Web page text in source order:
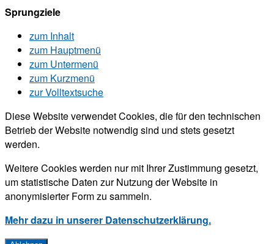
Sprungziele
zum Inhalt
zum Hauptmenü
zum Untermenü
zum Kurzmenü
zur Volltextsuche
Diese Website verwendet Cookies, die für den technischen
Betrieb der Website notwendig sind und stets gesetzt
werden.
Weitere Cookies werden nur mit Ihrer Zustimmung gesetzt,
um statistische Daten zur Nutzung der Website in
anonymisierter Form zu sammeln.
Mehr dazu in unserer Datenschutzerklärung.